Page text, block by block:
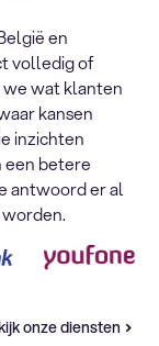
en
volledig of
wat klanten
kansen
inzichten
een betere
antwoord er al
onze diensten